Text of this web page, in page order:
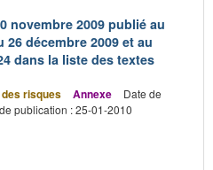
novembre 2009 publié au
décembre 2009 et au
dans la liste des textes
risques Annexe
Date de
publication : 25-01-2010